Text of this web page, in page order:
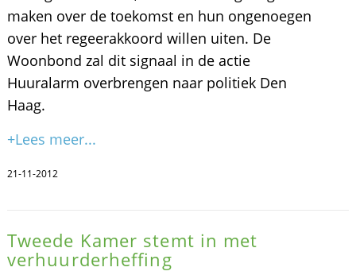
maken over de toekomst en hun ongenoegen
over het regeerakkoord willen uiten. De
Woonbond zal dit signaal in de actie
Huuralarm overbrengen naar politiek Den
Haag.
+Lees meer...
21-11-2012
Tweede Kamer stemt in met
verhuurderheffing